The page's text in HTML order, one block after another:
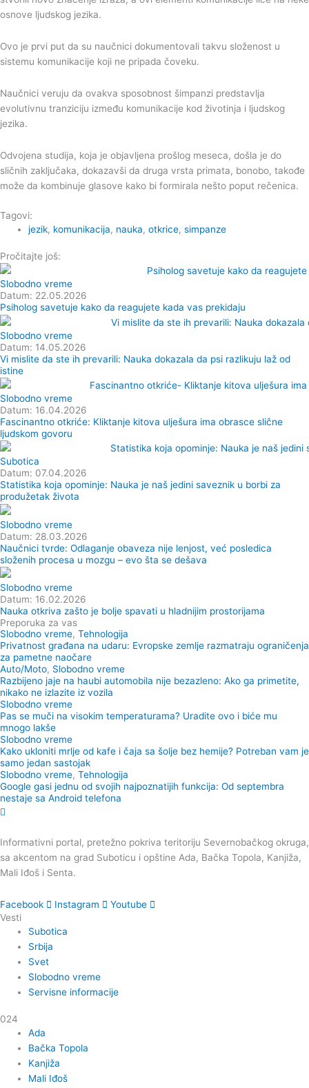
osnove ljudskog jezika.
Ovo je prvi put da su naučnici dokumentovali takvu složenost u
sistemu komunikacije koji ne pripada čoveku.
Naučnici veruju da ovakva sposobnost šimpanzi predstavlja
evolutivnu tranziciju između komunikacije kod životinja i ljudskog
jezika.
Odvojena studija, koja je objavljena prošlog meseca, došla je do
sličnih zaključaka, dokazavši da druga vrsta primata, bonobo, takođe
može da kombinuje glasove kako bi formirala nešto poput rečenica.
Tagovi:
jezik, komunikacija, nauka,otkrice,simpanze
Pročitajte još:
Slobodno vreme
Datum: 22.05.2026
Psiholog savetuje kako da reagujete kada vas prekidaju
Slobodno vreme
Datum: 14.05.2026
Vi mislite da ste ih prevarili: Nauka dokazala da psi razlikuju laž od
istine
Slobodno vreme
Datum: 16.04.2026
Fascinantno otkriće: Kliktanje kitova ulješura ima obrasce slične
ljudskom govoru
Subotica
Datum: 07.04.2026
Statistika koja opominje: Nauka je naš jedini saveznik u borbi za
produžetak života
Slobodno vreme
Datum: 28.03.2026
Naučnici tvrde: Odlaganje obaveza nije lenjost, već posledica
složenih procesa u mozgu – evo šta se dešava
Slobodno vreme
Datum: 16.02.2026
Nauka otkriva zašto je bolje spavati u hladnijim prostorijama
Preporuka za vas
Slobodno vreme, Tehnologija
Privatnost građana na udaru: Evropske zemlje razmatraju ograničenja
za pametne naočare
Auto/Moto, Slobodno vreme
Razbijeno jaje na haubi automobila nije bezazleno: Ako ga primetite,
nikako ne izlazite iz vozila
Slobodno vreme
Pas se muči na visokim temperaturama? Uradite ovo i biće mu
mnogo lakše
Slobodno vreme
Kako ukloniti mrlje od kafe i čaja sa šolje bez hemije? Potreban vam je
samo jedan sastojak
Slobodno vreme, Tehnologija
Google gasi jednu od svojih najpoznatijih funkcija: Od septembra
nestaje sa Android telefona
Informativni portal, pretežno pokriva teritoriju Severnobačkog okruga,
sa akcentom na grad Suboticu i opštine Ada, Bačka Topola, Kanjiža,
Mali Iđoš i Senta.
Facebook Instagram
Youtube
Vesti
Subotica
Srbija
Svet
Slobodno vreme
Servisne informacije
024
Ada
Bačka Topola
Kanjiža
Mali Iđoš